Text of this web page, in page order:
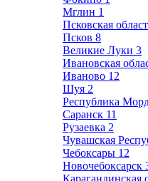
Мглин 1
Псковская
Псков 8
Великие Луки 3
Ивановская
Иваново 12
Шуя 2
Республика
Саранск 11
Рузаевка 2
Чувашская
Чебоксары 12
Новочебоксарск
Карагандинская